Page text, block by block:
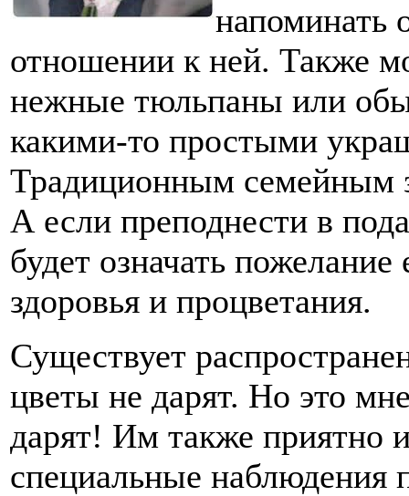
напоминать
отношении к ней. Также
нежные тюльпаны или
какими-то простыми
Традиционным семейным
А если преподнести в
будет означать
здоровья и процветания.
Существует
цветы не дарят. Но это
дарят! Им также приятно
специальные наблюдения